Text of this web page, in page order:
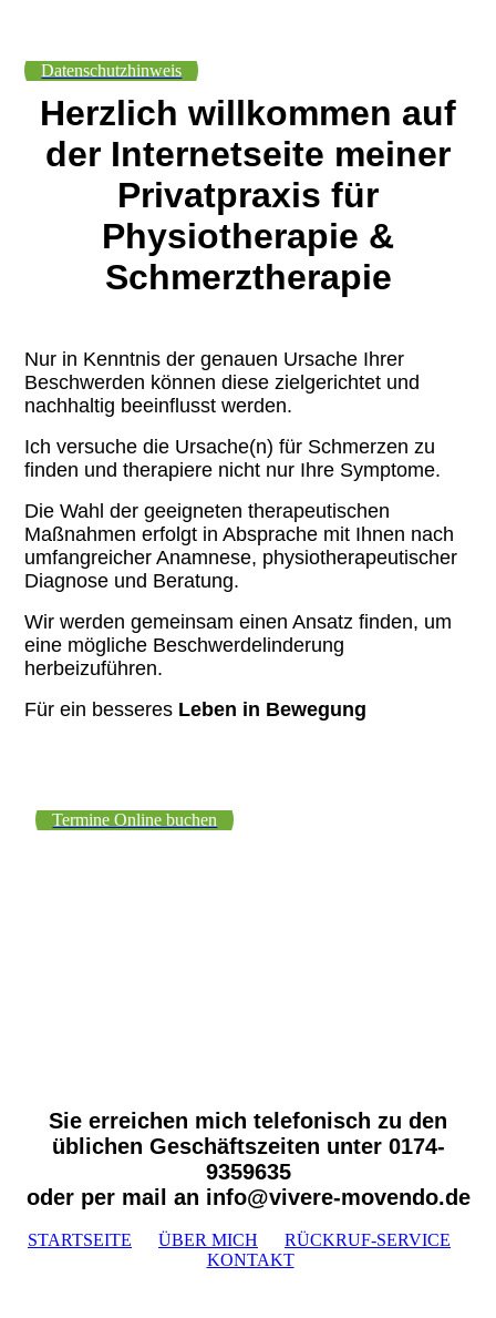
Datenschutzhinweis
Herzlich willkommen auf
der Internetseite meiner
Privatpraxis für
Physiotherapie &
Schmerztherapie
Nur in Kenntnis der genauen Ursache Ihrer
Beschwerden können diese zielgerichtet und
nachhaltig beeinflusst werden.
Ich versuche die Ursache(n) für Schmerzen zu
finden und therapiere nicht nur Ihre Symptome.
Die Wahl der geeigneten therapeutischen
Maßnahmen erfolgt in Absprache mit Ihnen nach
umfangreicher Anamnese, physiotherapeutischer
Diagnose und Beratung.
Wir werden gemeinsam einen Ansatz finden, um
eine mögliche Beschwerdelinderung
herbeizuführen.
Für ein besseres Leben in Bewegung
Termine Online buchen
Sie erreichen mich telefonisch zu den
üblichen Geschäftszeiten unter 0174-
9359635
oder per mail an info@vivere-movendo.de
STARTSEITE ÜBER MICH
RÜCKRUF-SERVICE
KONTAKT